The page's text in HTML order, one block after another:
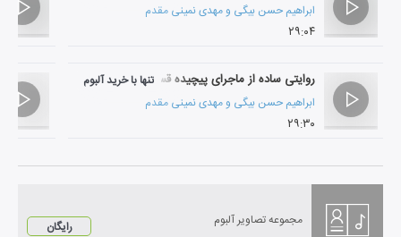
ابراهیم حسن بیگی و مهدی نمینی مقدم
۲۹:۰۴
روایتی ساده از ماجرای پیچیده قسمت سوم
ابراهیم حسن بیگی و مهدی نمینی مقدم
۲۹:۳۰
تنها با خرید آلبوم
مجموعه تصاویر آلبوم رایگان